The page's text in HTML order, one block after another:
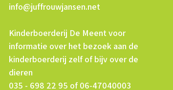
info@juffrouwjansen.net
Kinderboerderij De Meent voor
informatie over het bezoek aan de
kinderboerderij zelf of bijv over de
dieren
035 - 698 22 95 of 06-47040003